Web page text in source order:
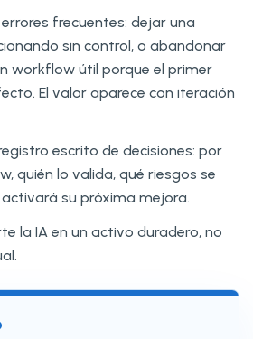
frecuentes: dejar una
sin control, o abandonar
workflow útil porque el primer
El valor aparece con iteración
escrito de decisiones: por
quién lo valida, qué riesgos se
su próxima mejora.
la IA en un activo duradero, no